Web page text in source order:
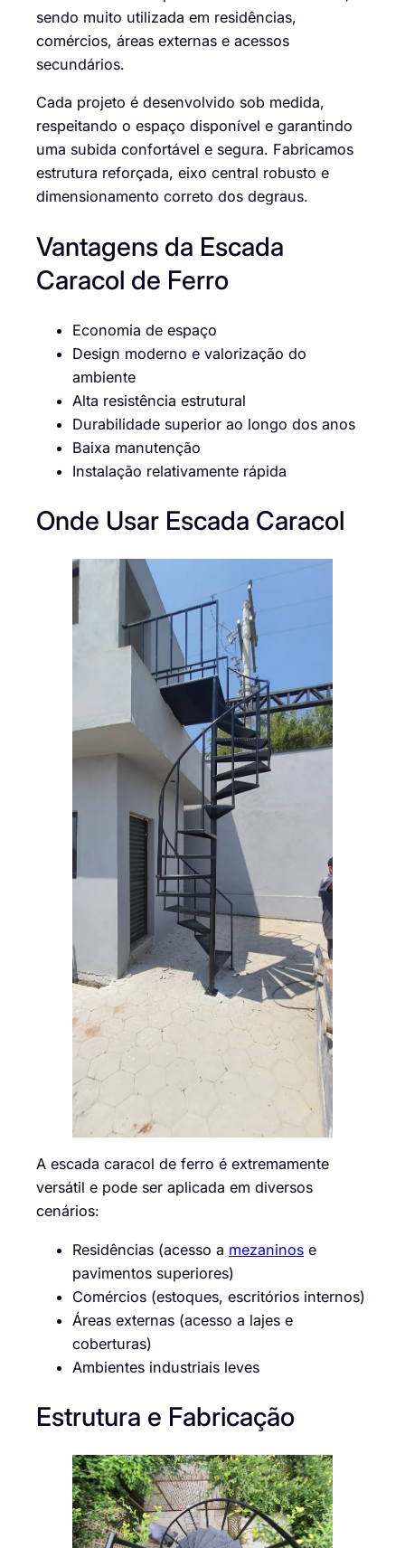
sendo muito utilizada em residências,
comércios, áreas externas e acessos
secundários.
Cada projeto é desenvolvido sob medida,
respeitando o espaço disponível e garantindo
uma subida confortável e segura. Fabricamos
estrutura reforçada, eixo central robusto e
dimensionamento correto dos degraus.
Vantagens da Escada
Caracol de Ferro
Economia de espaço
Design moderno e valorização do
ambiente
Alta resistência estrutural
Durabilidade superior ao longo dos anos
Baixa manutenção
Instalação relativamente rápida
Onde Usar Escada Caracol
A escada caracol de ferro é extremamente
versátil e pode ser aplicada em diversos
cenários:
Residências (acesso a mezaninos e
pavimentos superiores)
Comércios (estoques, escritórios internos)
Áreas externas (acesso a lajes e
coberturas)
Ambientes industriais leves
Estrutura e Fabricação